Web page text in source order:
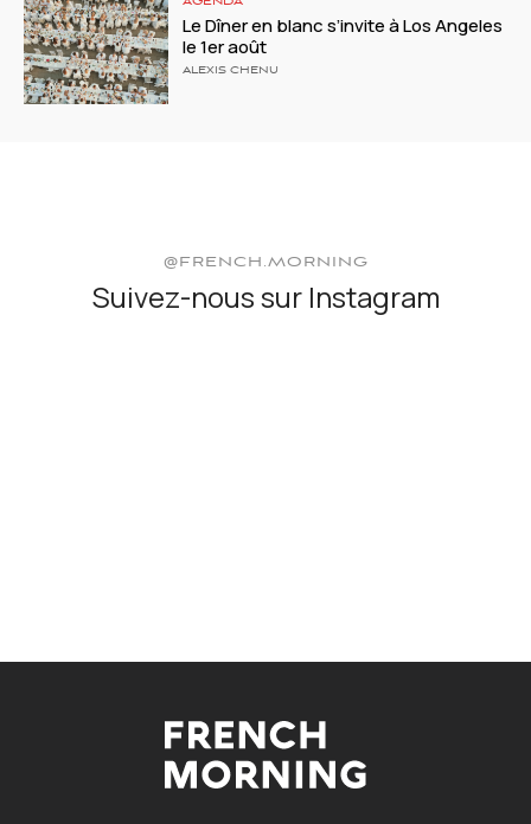
Le Dîner en blanc s’invite à Los Angeles
le 1er août
ALEXIS CHENU
@FRENCH.MORNING
Suivez-nous sur Instagram